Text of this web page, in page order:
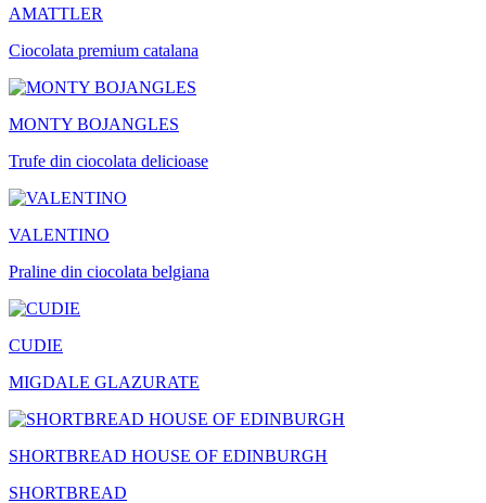
AMATTLER
Ciocolata premium catalana
MONTY BOJANGLES
Trufe din ciocolata delicioase
VALENTINO
Praline din ciocolata belgiana
CUDIE
MIGDALE GLAZURATE
SHORTBREAD HOUSE OF EDINBURGH
SHORTBREAD